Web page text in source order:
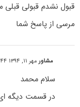
قبول نشدم قبولی
مرسی از پاسخ شما
مشاورمهر ۱۱, ۱۳۹۴ at ۴:۴۴ ب٫ظ
سلام محمد
در قسمت دیگه